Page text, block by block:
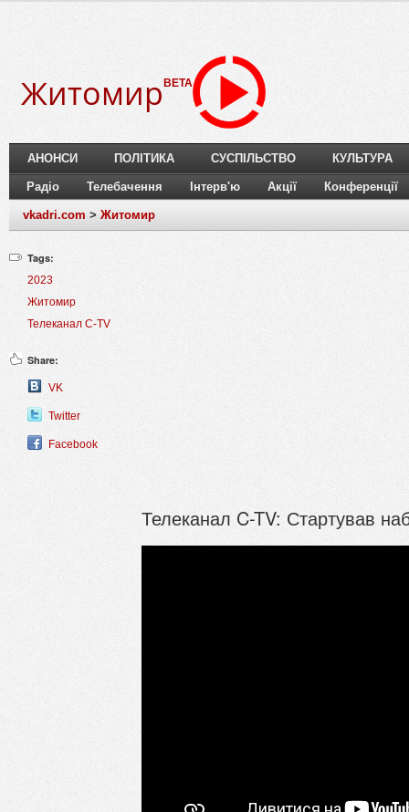
Житомир BETA
АНОНСИ ПОЛІТИКА СУСПІЛЬСТВО КУЛЬТУРА
Радіо Телебачення Інтерв'ю Акції Конференції
vkadri.com > Житомир
Tags:
2023
Житомир
Телеканал C-TV
Share:
VK
Twitter
Facebook
Телеканал C-TV: Стартував